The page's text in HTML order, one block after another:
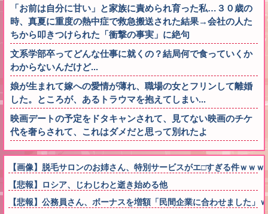
「お前は自分に甘い」と家族に責められ育った私…３０歳の
時、真夏に重度の熱中症で救急搬送された結果→会社の人た
ちから叩きつけられた「衝撃の事実」に絶句
文系学部卒ってどんな仕事に就くの？結局何で食っていくか
わからないんだけど...
娘が生まれて嫁への愛情が薄れ、職場の女とフリンして離婚
した。ところが、あるトラウマを抱えてしまい...
映画デートの予定をドタキャンされて、見てない映画のチケ
代を奢らされて、これはダメだと思って別れたよ
【画像】脱毛サロンのお姉さん、特別サービスがエ□すぎる件ｗｗｗ
【悲報】ロシア、じわじわと逝き始める他
【悲報】公務員さん、ボーナスを増額「民間企業に合わせました」